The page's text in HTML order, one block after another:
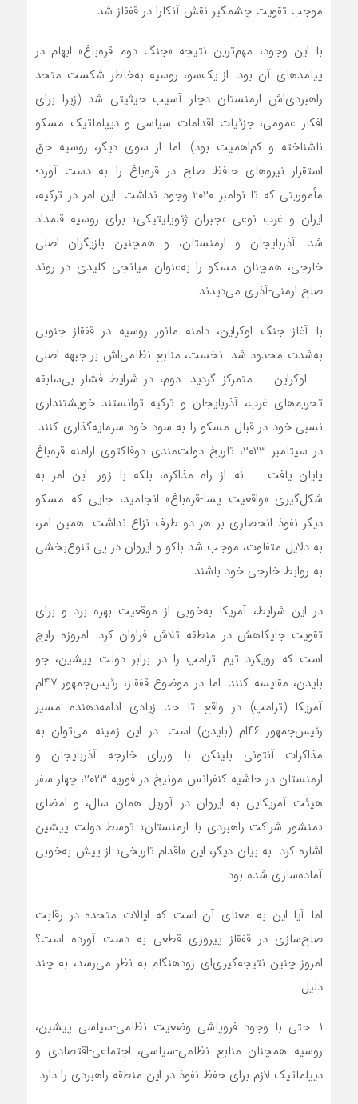
موجب تقویت چشمگیر نقش آنکارا در قفقاز شد.
با این وجود، مهم‌ترین نتیجه «جنگ دوم قره‌باغ» ابهام در
پیامدهای آن بود. از یک‌سو، روسیه به‌خاطر شکست متحد
راهبردی‌اش ارمنستان دچار آسیب حیثیتی شد (زیرا برای
افکار عمومی، جزئیات اقدامات سیاسی و دیپلماتیک مسکو
ناشناخته و کم‌اهمیت بود). اما از سوی دیگر، روسیه حق
استقرار نیروهای حافظ صلح در قره‌باغ را به دست آورد؛
مأموریتی که تا نوامبر ۲۰۲۰ وجود نداشت. این امر در ترکیه،
ایران و غرب نوعی «جبران ژئوپلیتیکی» برای روسیه قلمداد
شد. آذربایجان و ارمنستان، و همچنین بازیگران اصلی
خارجی، همچنان مسکو را به‌عنوان میانجی کلیدی در روند
صلح ارمنی-آذری می‌دیدند.
با آغاز جنگ اوکراین، دامنه مانور روسیه در قفقاز جنوبی
به‌شدت محدود شد. نخست، منابع نظامی‌اش بر جبهه اصلی
ــ اوکراین ــ متمرکز گردید. دوم، در شرایط فشار بی‌سابقه
تحریم‌های غرب، آذربایجان و ترکیه توانستند خویشتنداری
نسبی خود در قبال مسکو را به سود خود سرمایه‌گذاری کنند.
در سپتامبر ۲۰۲۳، تاریخ دولت‌مندی دوفاکتوی ارامنه قره‌باغ
پایان یافت ــ نه از راه مذاکره، بلکه با زور. این امر به
شکل‌گیری «واقعیت پسا-قره‌باغ» انجامید، جایی که مسکو
دیگر نفوذ انحصاری بر هر دو طرف نزاع نداشت. همین امر،
به دلایل متفاوت، موجب شد باکو و ایروان در پی تنوع‌بخشی
به روابط خارجی خود باشند.
در این شرایط، آمریکا به‌خوبی از موقعیت بهره برد و برای
تقویت جایگاهش در منطقه تلاش فراوان کرد. امروزه رایج
است که رویکرد تیم ترامپ را در برابر دولت پیشین، جو
بایدن، مقایسه کنند. اما در موضوع قفقاز، رئیس‌جمهور ۴۷ام
آمریکا (ترامپ) در واقع تا حد زیادی ادامه‌دهنده مسیر
رئیس‌جمهور ۴۶ام (بایدن) است. در این زمینه می‌توان به
مذاکرات آنتونی بلینکن با وزرای خارجه آذربایجان و
ارمنستان در حاشیه کنفرانس مونیخ در فوریه ۲۰۲۳، چهار سفر
هیئت آمریکایی به ایروان در آوریل همان سال، و امضای
«منشور شراکت راهبردی با ارمنستان» توسط دولت پیشین
اشاره کرد. به بیان دیگر، این «اقدام تاریخی» از پیش به‌خوبی
آماده‌سازی شده بود.
اما آیا این به معنای آن است که ایالات متحده در رقابت
صلح‌سازی در قفقاز پیروزی قطعی به دست آورده است؟
امروز چنین نتیجه‌گیری‌ای زودهنگام به نظر می‌رسد، به چند
دلیل:
۱. حتی با وجود فروپاشی وضعیت نظامی-سیاسی پیشین،
روسیه همچنان منابع نظامی-سیاسی، اجتماعی-اقتصادی و
دیپلماتیک لازم برای حفظ نفوذ در این منطقه راهبردی را دارد.